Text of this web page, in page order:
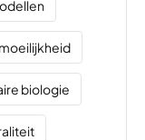
moeilijkheid
biologie